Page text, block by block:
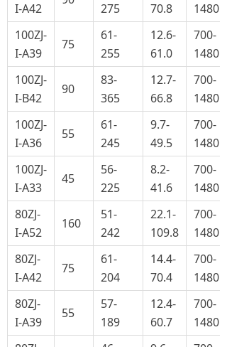
I-A42
275
70.8
1480
100ZJ-
I-A39
75
61-
255
12.6-
61.0
700-
1480
100ZJ-
I-B42
90
83-
365
12.7-
66.8
700-
1480
100ZJ-
I-A36
55
61-
245
9.7-
49.5
700-
1480
100ZJ-
I-A33
45
56-
225
8.2-
41.6
700-
1480
80ZJ-
I-A52
160
51-
242
22.1-
109.8
700-
1480
80ZJ-
I-A42
75
61-
204
14.4-
70.4
700-
1480
80ZJ-
I-A39
55
57-
189
12.4-
60.7
700-
1480